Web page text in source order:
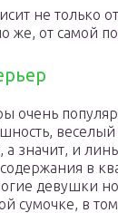
не только
же, от самой
очень
веселый
а значит, и
в
девушки
сумочке, в